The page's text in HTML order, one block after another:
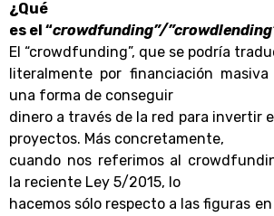
¿Qué
es el “crowdfunding”/
El “crowdfunding”, que se podría
literalmente por financiación
una forma de conseguir
dinero a través de la red para invertir
proyectos. Más concretamente,
cuando nos referimos al
la reciente Ley 5/2015, lo
hacemos sólo respecto a las figuras